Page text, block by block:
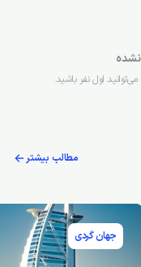
اول نفر باشید.
مطالب بیشتر
جهان گردی